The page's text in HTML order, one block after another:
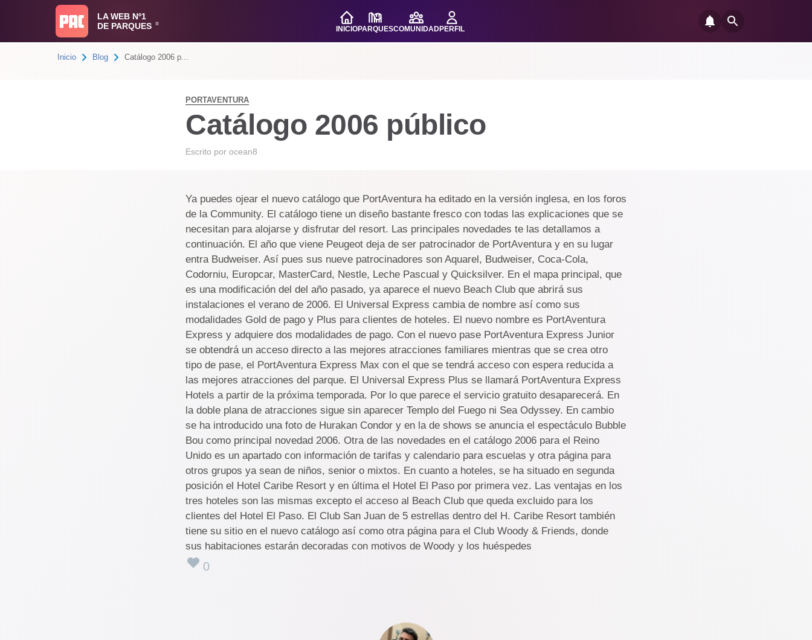
LA WEB Nº1
DE PARQUES
®
INICIOPARQUESCOMUNIDADPERFIL
Inicio Blog Catálogo 2006 p...
PORTAVENTURA
Catálogo 2006 público
Escrito por ocean8
Ya puedes ojear el nuevo catálogo que PortAventura ha editado en la versión inglesa, en los foros
de la Community. El catálogo tiene un diseño bastante fresco con todas las explicaciones que se
necesitan para alojarse y disfrutar del resort. Las principales novedades te las detallamos a
continuación. El año que viene Peugeot deja de ser patrocinador de PortAventura y en su lugar
entra Budweiser. Así pues sus nueve patrocinadores son Aquarel, Budweiser, Coca-Cola,
Codorniu, Europcar, MasterCard, Nestle, Leche Pascual y Quicksilver. En el mapa principal, que
es una modificación del del año pasado, ya aparece el nuevo Beach Club que abrirá sus
instalaciones el verano de 2006. El Universal Express cambia de nombre así como sus
modalidades Gold de pago y Plus para clientes de hoteles. El nuevo nombre es PortAventura
Express y adquiere dos modalidades de pago. Con el nuevo pase PortAventura Express Junior
se obtendrá un acceso directo a las mejores atracciones familiares mientras que se crea otro
tipo de pase, el PortAventura Express Max con el que se tendrá acceso con espera reducida a
las mejores atracciones del parque. El Universal Express Plus se llamará PortAventura Express
Hotels a partir de la próxima temporada. Por lo que parece el servicio gratuito desaparecerá. En
la doble plana de atracciones sigue sin aparecer Templo del Fuego ni Sea Odyssey. En cambio
se ha introducido una foto de Hurakan Condor y en la de shows se anuncia el espectáculo Bubble
Bou como principal novedad 2006. Otra de las novedades en el catálogo 2006 para el Reino
Unido es un apartado con información de tarifas y calendario para escuelas y otra página para
otros grupos ya sean de niños, senior o mixtos. En cuanto a hoteles, se ha situado en segunda
posición el Hotel Caribe Resort y en última el Hotel El Paso por primera vez. Las ventajas en los
tres hoteles son las mismas excepto el acceso al Beach Club que queda excluido para los
clientes del Hotel El Paso. El Club San Juan de 5 estrellas dentro del H. Caribe Resort también
tiene su sitio en el nuevo catálogo así como otra página para el Club Woody & Friends, donde
sus habitaciones estarán decoradas con motivos de Woody y los huéspedes
0